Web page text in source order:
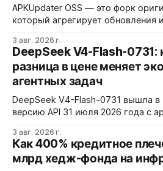
APKUpdater OSS — это форк
который агрегирует обновления
установку через Session Installer,
требует ручной проверки
от качества метаданных в
3 авг. 2026 г.
DeepSeek V4-Flash-0731:
разница в цене меняет
агентных задач
DeepSeek V4-Flash-0731 вышла
версию API 31 июля 2026 года с
1M токенов. При типичной
обходится в $0,0096 за запуск
Opus 4.8, но уступает в задачах
3 авг. 2026 г.
Как 400% кредитное
млрд хедж-фонда на